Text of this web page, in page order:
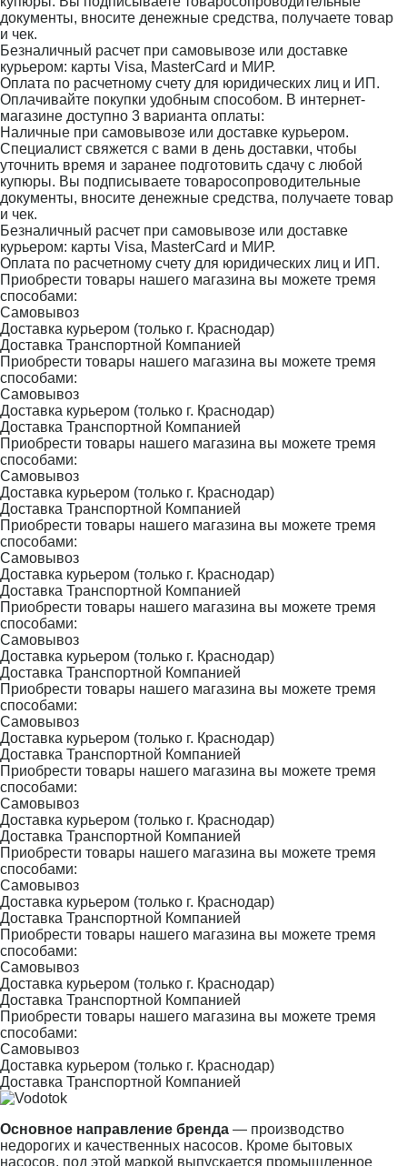
документы, вносите денежные средства, получаете товар
и чек.
Безналичный расчет при самовывозе или доставке
курьером: карты Visa, MasterCard и МИР.
Оплата по расчетному счету для юридических лиц и ИП.
Оплачивайте покупки удобным способом. В интернет-
магазине доступно 3 варианта оплаты:
Наличные при самовывозе или доставке курьером.
Специалист свяжется с вами в день доставки, чтобы
уточнить время и заранее подготовить сдачу с любой
купюры. Вы подписываете товаросопроводительные
документы, вносите денежные средства, получаете товар
и чек.
Безналичный расчет при самовывозе или доставке
курьером: карты Visa, MasterCard и МИР.
Оплата по расчетному счету для юридических лиц и ИП.
Приобрести товары нашего магазина вы можете тремя
способами:
Самовывоз
Доставка курьером (только г. Краснодар)
Доставка Транспортной Компанией
Приобрести товары нашего магазина вы можете тремя
способами:
Самовывоз
Доставка курьером (только г. Краснодар)
Доставка Транспортной Компанией
Приобрести товары нашего магазина вы можете тремя
способами:
Самовывоз
Доставка курьером (только г. Краснодар)
Доставка Транспортной Компанией
Приобрести товары нашего магазина вы можете тремя
способами:
Самовывоз
Доставка курьером (только г. Краснодар)
Доставка Транспортной Компанией
Приобрести товары нашего магазина вы можете тремя
способами:
Самовывоз
Доставка курьером (только г. Краснодар)
Доставка Транспортной Компанией
Приобрести товары нашего магазина вы можете тремя
способами:
Самовывоз
Доставка курьером (только г. Краснодар)
Доставка Транспортной Компанией
Приобрести товары нашего магазина вы можете тремя
способами:
Самовывоз
Доставка курьером (только г. Краснодар)
Доставка Транспортной Компанией
Приобрести товары нашего магазина вы можете тремя
способами:
Самовывоз
Доставка курьером (только г. Краснодар)
Доставка Транспортной Компанией
Приобрести товары нашего магазина вы можете тремя
способами:
Самовывоз
Доставка курьером (только г. Краснодар)
Доставка Транспортной Компанией
Приобрести товары нашего магазина вы можете тремя
способами:
Самовывоз
Доставка курьером (только г. Краснодар)
Доставка Транспортной Компанией
Основное направление бренда — производство
недорогих и качественных насосов. Кроме бытовых
насосов, под этой маркой выпускается промышленное